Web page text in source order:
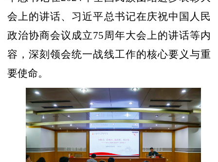
会上的讲话、 习近平总书记在庆祝中国人民
政治协商会议成立75周年大会上的讲话等内
容，深刻领会统一战线工作的核心要义与重
要使命。